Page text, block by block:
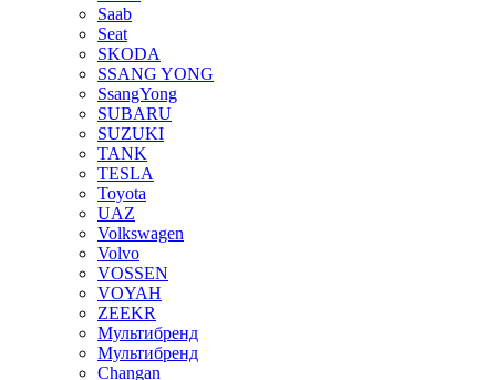
Saab
Seat
SKODA
SSANG YONG
SsangYong
SUBARU
SUZUKI
TANK
TESLA
Toyota
UAZ
Volkswagen
Volvo
VOSSEN
VOYAH
ZEEKR
Мультибренд
Мультибренд
Сhangan